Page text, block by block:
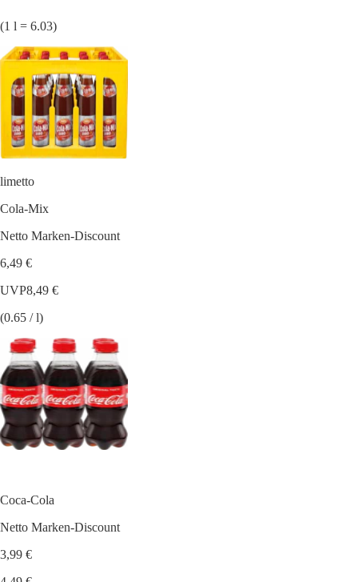
(1 l = 6.03)
limetto
Cola-Mix
Netto Marken-Discount
6,49 €
UVP8,49 €
(0.65 / l)
Coca-Cola
Netto Marken-Discount
3,99 €